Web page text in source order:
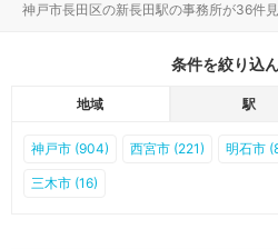
神戸市長田区の新長田駅の事務所が36件見
条件を絞り込
地域 駅
神戸市 (904) 西宮市 (221) 明石市
三木市 (16)